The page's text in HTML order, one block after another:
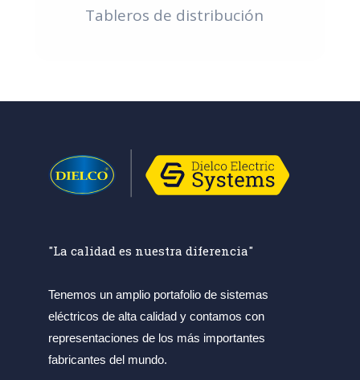
Tableros de distribución
"La calidad es nuestra diferencia"
Tenemos un amplio portafolio de sistemas
eléctricos de alta calidad y contamos con
representaciones de los más importantes
fabricantes del mundo.